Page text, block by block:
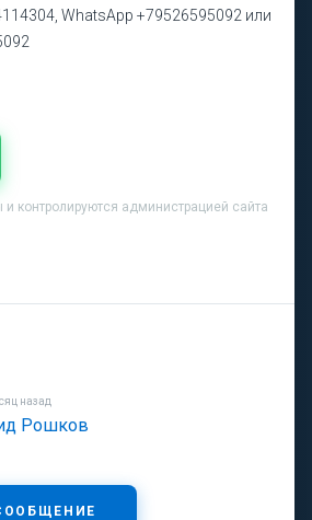
WhatsApp +79526595092 или
контролируются администрацией сайта
назад
Рошков